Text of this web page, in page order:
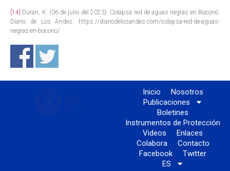
[14] Durán, K. (06 de julio del 2023). Colapsa red de aguas negras en Boconó.
Diario de Los Andes. https://diariodelosandes.com/colapsa-red-de-aguas-
negras-en-bocono/
Inicio
Nosotros
Publicaciones
Boletines
Instrumentos de Protección
Videos
Enlaces
Colabora
Contacto
Facebook
Twitter
ES